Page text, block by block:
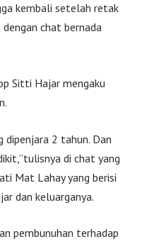
kembali setelah retak
chat bernada
Sitti Hajar mengaku
dipenjara 2 tahun. Dan
di chat yang
Mat Lahay yang berisi
dan keluarganya.
pembunuhan terhadap